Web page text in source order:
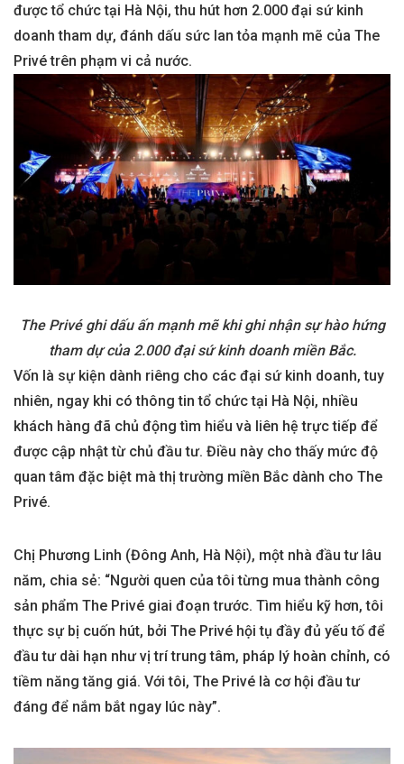
được tổ chức tại Hà Nội, thu hút hơn 2.000 đại sứ kinh
doanh tham dự, đánh dấu sức lan tỏa mạnh mẽ của The
Privé trên phạm vi cả nước.
The Privé ghi dấu ấn mạnh mẽ khi ghi nhận sự hào hứng
tham dự của 2.000 đại sứ kinh doanh miền Bắc.
Vốn là sự kiện dành riêng cho các đại sứ kinh doanh, tuy
nhiên, ngay khi có thông tin tổ chức tại Hà Nội, nhiều
khách hàng đã chủ động tìm hiểu và liên hệ trực tiếp để
được cập nhật từ chủ đầu tư. Điều này cho thấy mức độ
quan tâm đặc biệt mà thị trường miền Bắc dành cho The
Privé.
Chị Phương Linh (Đông Anh, Hà Nội), một nhà đầu tư lâu
năm, chia sẻ: “Người quen của tôi từng mua thành công
sản phẩm The Privé giai đoạn trước. Tìm hiểu kỹ hơn, tôi
thực sự bị cuốn hút, bởi The Privé hội tụ đầy đủ yếu tố để
đầu tư dài hạn như vị trí trung tâm, pháp lý hoàn chỉnh, có
tiềm năng tăng giá. Với tôi, The Privé là cơ hội đầu tư
đáng để nắm bắt ngay lúc này”.